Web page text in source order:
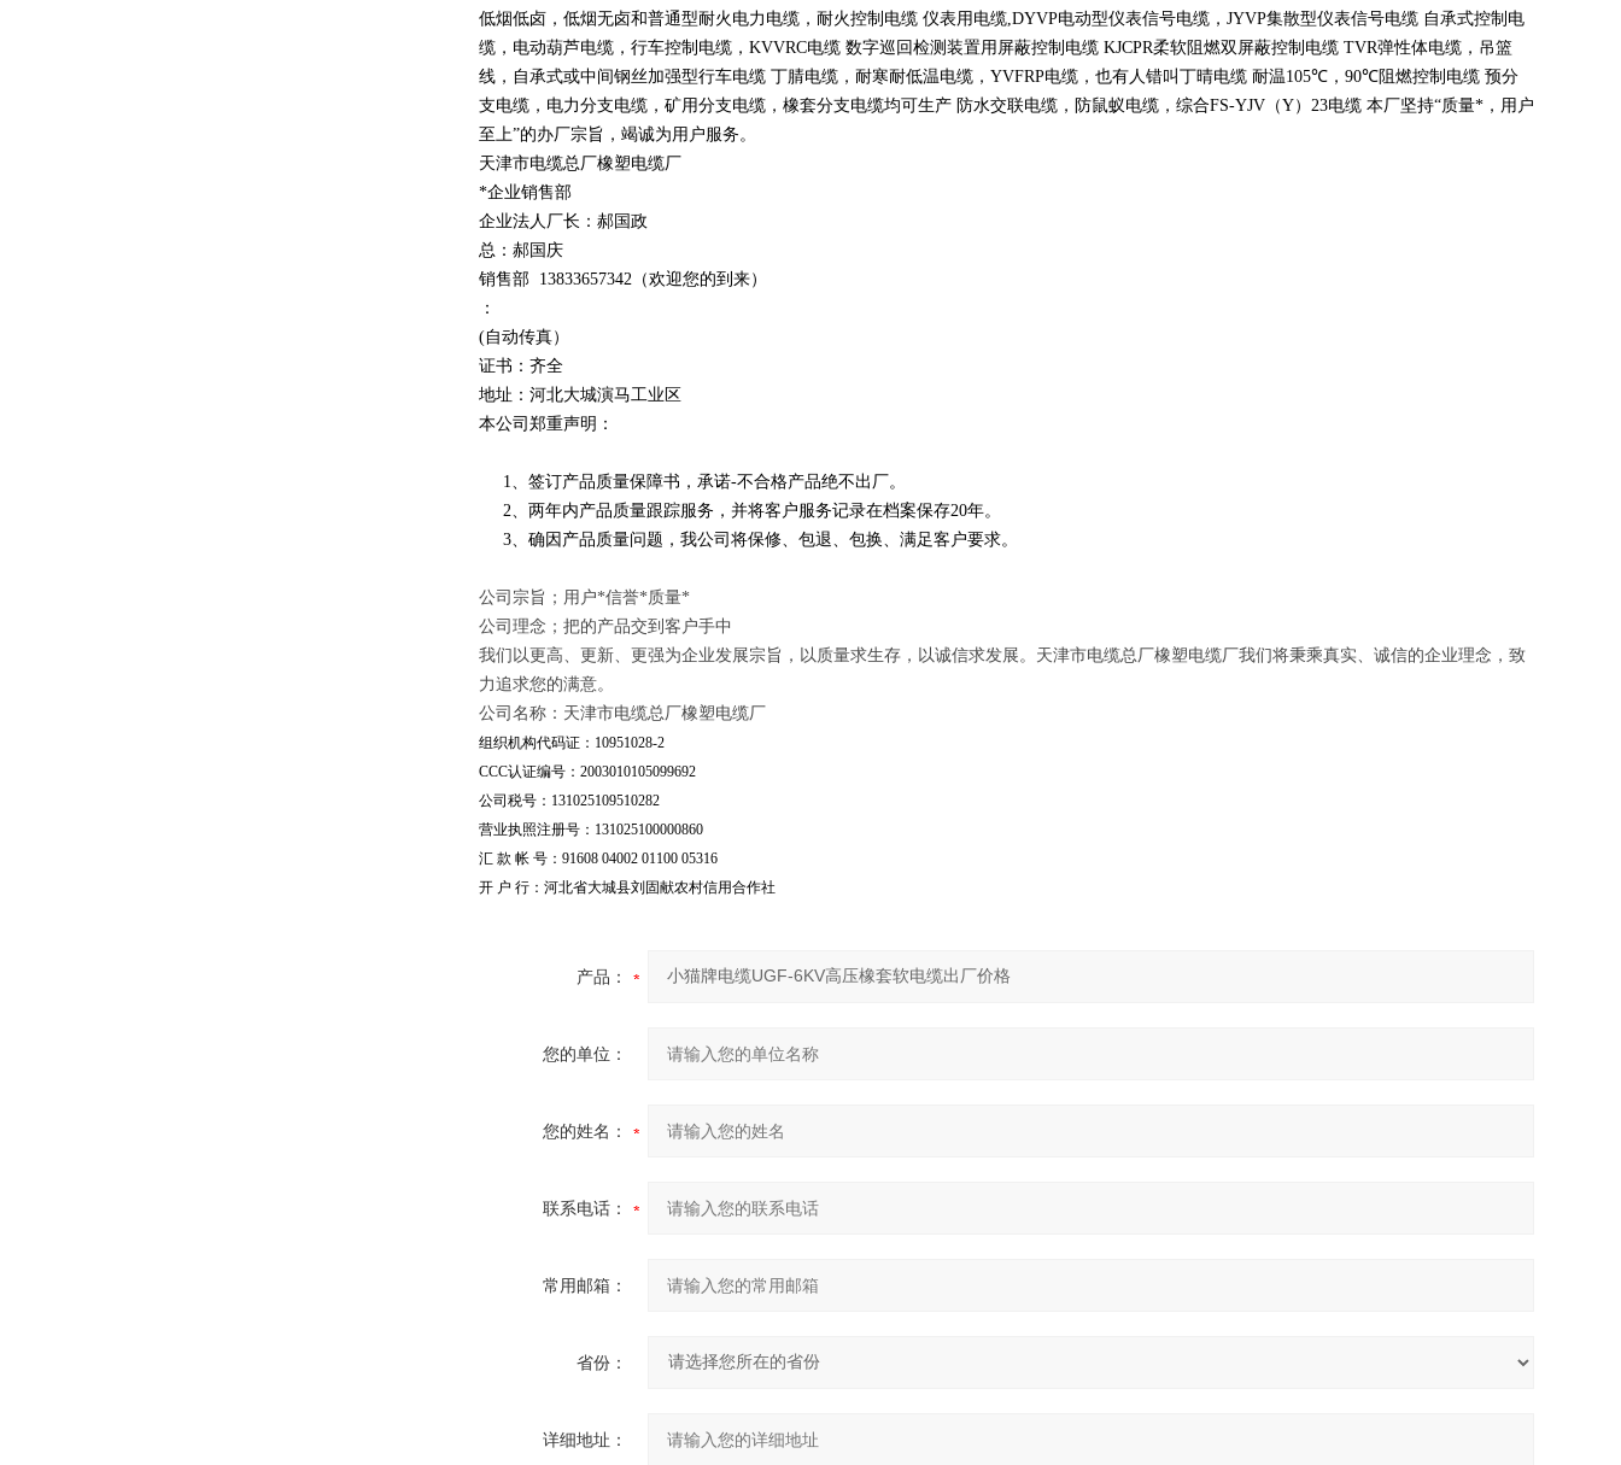
低烟低卤，低烟无卤和普通型耐火电力电缆，耐火控制电缆 仪表用电缆,DYVP电动型仪表信号电缆， JYVP集散型仪表信号电缆 自承式控制电
缆，电动葫芦电缆，行车控制电缆， KVVRC电缆 数字巡回检测装置用屏蔽控制电缆 KJCPR柔软阻燃双屏蔽控制电缆 TVR弹性体电缆，吊篮
线，自承式或中间钢丝加强型行车电缆 丁腈电缆，耐寒耐低温电缆， YVFRP电缆，也有人错叫丁晴电缆 耐温105℃ ，90℃阻燃控制电缆 预分
支电缆，电力分支电缆，矿用分支电缆，橡套分支电缆均可生产 防水交联电缆，防鼠蚁电缆，综合FS-YJV （Y） 23电缆 本厂坚持“质量*，用户
至上”的办厂宗旨，竭诚为用户服务。
天津市电缆总厂橡塑电缆厂
*企业销售部
企业法人厂长：郝国政
总：郝国庆
销售部 13833657342 （欢迎您的到来）
：
(自动传真）
证书：齐全
地址：河北大城演马工业区
本公司郑重声明：
1、签订产品质量保障书，承诺-不合格产品绝不出厂。
2、两年内产品质量跟踪服务，并将客户服务记录在档案保存20年。
3、确因产品质量问题，我公司将保修、包退、包换、满足客户要求。
公司宗旨；用户*信誉*质量*
公司理念；把的产品交到客户手中
我们以更高、更新、更强为企业发展宗旨，以质量求生存，以诚信求发展。天津市电缆总厂橡塑电缆厂我们将秉乘真实、诚信的企业理念，致
力追求您的满意。
公司名称：天津市电缆总厂橡塑电缆厂
组织机构代码证：10951028-2
CCC认证编号：2003010105099692
公司税号：131025109510282
营业执照注册号：131025100000860
汇 款 帐 号：91608 04002 01100 05316
开 户 行：河北省大城县刘固献农村信用合作社
产品：
您的单位：
您的姓名：
联系电话：
常用邮箱：
省份：
详细地址：